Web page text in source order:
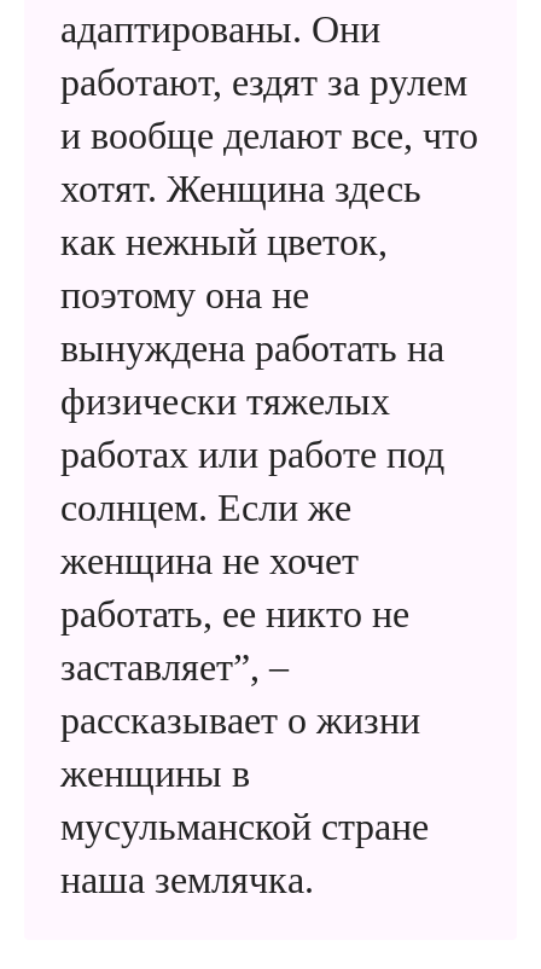
адаптированы. Они
работают, ездят за рулем
и вообще делают все, что
хотят. Женщина здесь
как нежный цветок,
поэтому она не
вынуждена работать на
физически тяжелых
работах или работе под
солнцем. Если же
женщина не хочет
работать, ее никто не
заставляет”, –
рассказывает о жизни
женщины в
мусульманской стране
наша землячка.